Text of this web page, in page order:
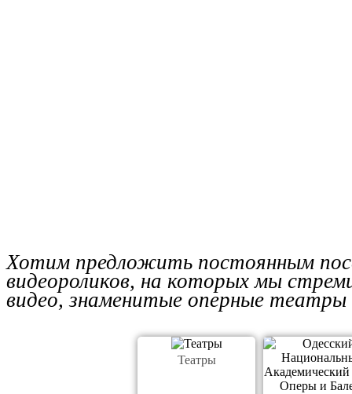
Хотим предложить постоянным
видеороликов, на которых мы
видео, знаменитые оперные театры
Театры